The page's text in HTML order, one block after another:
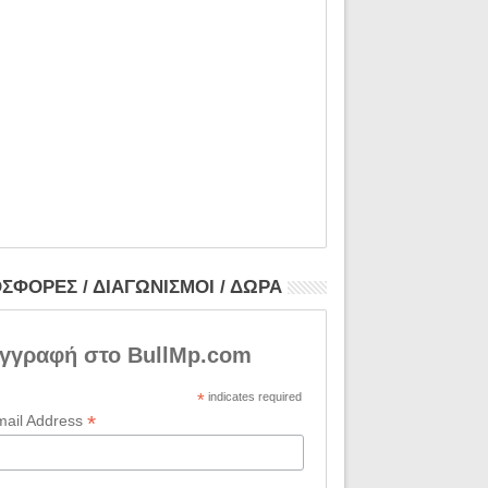
/ ΔΙΑΓΩΝΙΣΜΟΙ / ΔΩΡΑ
στο BullMp.com
* indicates required
Address*